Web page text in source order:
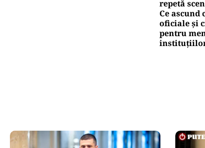
repetă
Ce
oficiale și
pentru